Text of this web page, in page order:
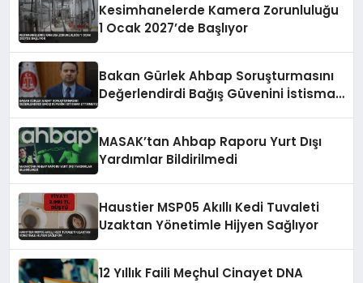
Kesimhanelerde Kamera Zorunluluğu
1 Ocak 2027’de Başlıyor
Bakan Gürlek Ahbap Soruşturmasını
Değerlendirdi Bağış Güvenini İstismar
MASAK’tan Ahbap Raporu Yurt Dışı
Yardımlar Bildirilmedi
Haustier MSP05 Akıllı Kedi Tuvaleti
Uzaktan Yönetimle Hijyen Sağlıyor
12 Yıllık Faili Meçhul Cinayet DNA